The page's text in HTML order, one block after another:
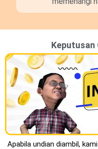
Keputusan
Apabila undian diambil,